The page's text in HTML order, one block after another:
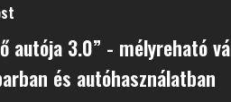
autója 3.0” - mélyreható
és autóhasználatban